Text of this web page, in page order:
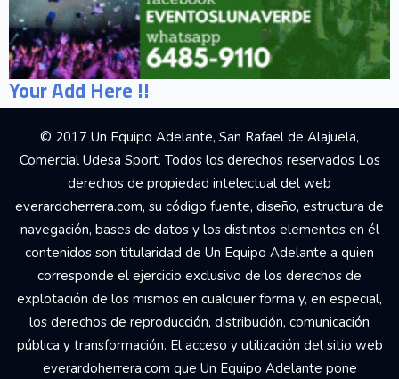
Your Add Here !!
© 2017 Un Equipo Adelante, San Rafael de Alajuela,
Comercial Udesa Sport. Todos los derechos reservados Los
derechos de propiedad intelectual del web
everardoherrera.com, su código fuente, diseño, estructura de
navegación, bases de datos y los distintos elementos en él
contenidos son titularidad de Un Equipo Adelante a quien
corresponde el ejercicio exclusivo de los derechos de
explotación de los mismos en cualquier forma y, en especial,
los derechos de reproducción, distribución, comunicación
pública y transformación. El acceso y utilización del sitio web
everardoherrera.com que Un Equipo Adelante pone